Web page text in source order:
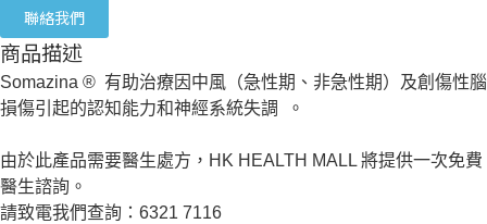
聯絡我們
商品描述
Somazina ® 有助治療因中風（急性期、非急性期）及創傷性腦
損傷引起的認知能力和神經系統失調
。
由於此產品需要醫生處方， HK HEALTH MALL 將提供一次免費
醫生諮詢。
請致電我們查詢： 6321 7116